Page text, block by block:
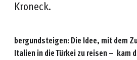
Kroneck.
bergundsteigen: Die Idee, mit dem
Italien in die Türkei zu reisen – kam